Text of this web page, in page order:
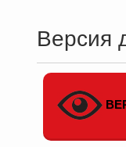
Версия